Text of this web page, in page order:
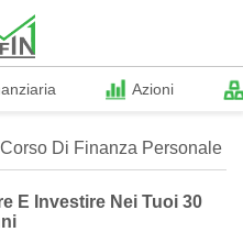
Azioni
Corso Di Finanza Personale
E Investire Nei Tuoi 30